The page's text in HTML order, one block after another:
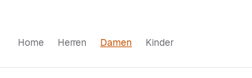
Home Herren Damen Kinder